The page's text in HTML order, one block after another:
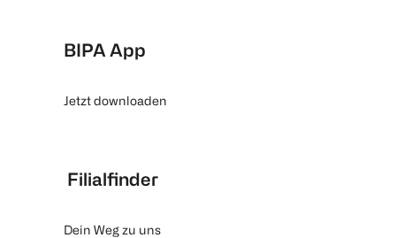
BIPA App
Jetzt downloaden
Filialfinder
Dein Weg zu uns